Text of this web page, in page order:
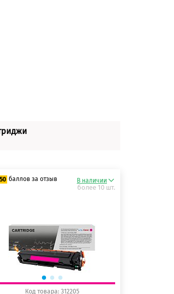
баллов за отзыв В наличии
более 10 шт.
Код товара: 312205